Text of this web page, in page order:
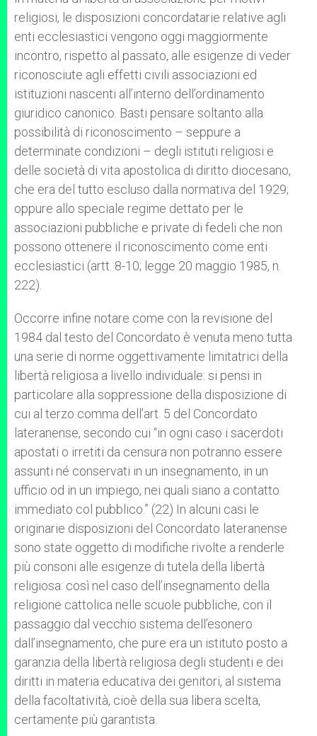
religiosi, le disposizioni concordatarie relative agli
enti ecclesiastici vengono oggi maggiormente
incontro, rispetto al passato, alle esigenze di veder
riconosciute agli effetti civili associazioni ed
istituzioni nascenti all’interno dell’ordinamento
giuridico canonico. Basti pensare soltanto alla
possibilità di riconoscimento – seppure a
determinate condizioni – degli istituti religiosi e
delle società di vita apostolica di diritto diocesano,
che era del tutto escluso dalla normativa del 1929;
oppure allo speciale regime dettato per le
associazioni pubbliche e private di fedeli che non
possono ottenere il riconoscimento come enti
ecclesiastici (artt. 8-10; legge 20 maggio 1985, n.
222).
Occorre infine notare come con la revisione del
1984 dal testo del Concordato è venuta meno tutta
una serie di norme oggettivamente limitatrici della
libertà religiosa a livello individuale: si pensi in
particolare alla soppressione della disposizione di
cui al terzo comma dell’art. 5 del Concordato
lateranense, secondo cui “in ogni caso i sacerdoti
apostati o irretiti da censura non potranno essere
assunti né conservati in un insegnamento, in un
ufficio od in un impiego, nei quali siano a contatto
immediato col pubblico.” (22) In alcuni casi le
originarie disposizioni del Concordato lateranense
sono state oggetto di modifiche rivolte a renderle
più consoni alle esigenze di tutela della libertà
religiosa: così nel caso dell’insegnamento della
religione cattolica nelle scuole pubbliche, con il
passaggio dal vecchio sistema dell’esonero
dall’insegnamento, che pure era un istituto posto a
garanzia della libertà religiosa degli studenti e dei
diritti in materia educativa dei genitori, al sistema
della facoltatività, cioè della sua libera scelta,
certamente più garantista.